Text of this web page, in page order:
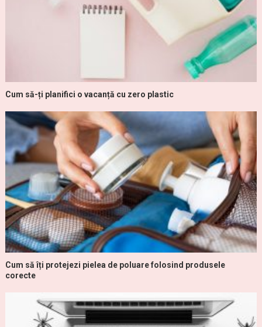
Cum să-ți planifici o vacanță cu zero plastic
Cum să îți protejezi pielea de poluare folosind produsele
corecte